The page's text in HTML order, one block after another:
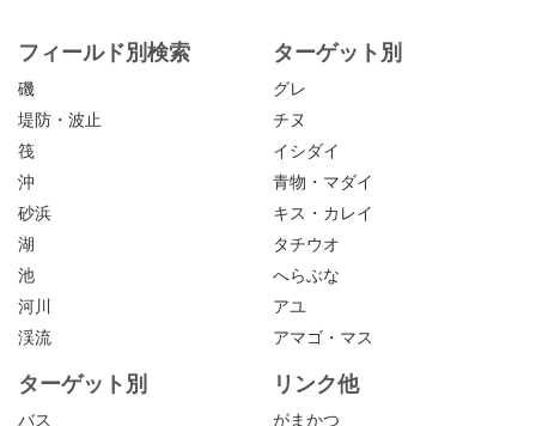
フィールド別検索
磯
堤防・波止
筏
沖
砂浜
湖
池
河川
渓流
ターゲット別
グレ
チヌ
イシダイ
青物・マダイ
キス・カレイ
タチウオ
へらぶな
アユ
アマゴ・マス
ターゲット別
バス
リンク他
がまかつ